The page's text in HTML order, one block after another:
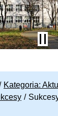
Kategoria: